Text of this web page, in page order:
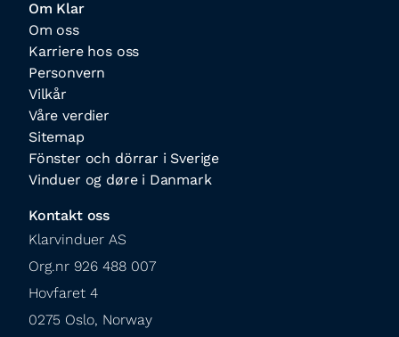
Om Klar
Om oss
Karriere hos oss
Personvern
Vilkår
Våre verdier
Sitemap
Fönster och dörrar i Sverige
Vinduer og døre i Danmark
Kontakt oss
Klarvinduer AS
Org.nr 926 488 007
Hovfaret 4
0275 Oslo, Norway